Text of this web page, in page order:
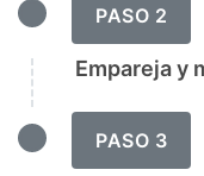
PASO 2
Empareja y
PASO 3